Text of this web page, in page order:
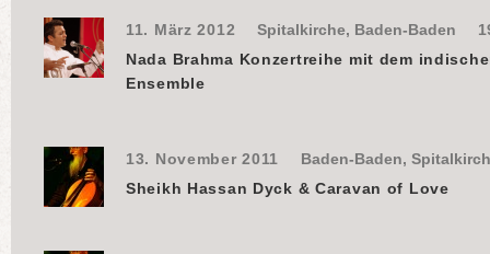
11. März 2012 Spitalkirche, Baden-Baden
Nada Brahma Konzertreihe mit dem
Ensemble
13. November 2011
Baden-Baden,
Sheikh Hassan Dyck & Caravan of Love